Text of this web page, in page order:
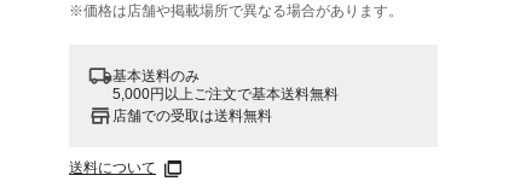
※価格は​店舗や​掲載場所で​異なる​場合が​あります。
基本送料のみ
5,000円以上ご注文で基本送料無料
店舗での受取は送料無料
送料について